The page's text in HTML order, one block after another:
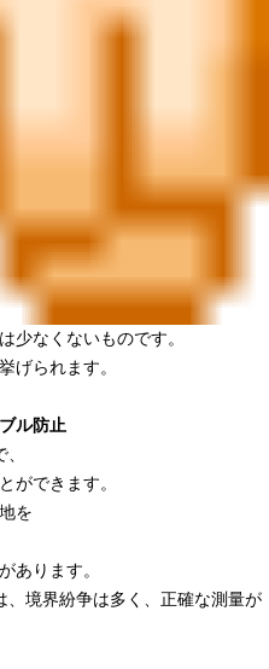
少なくないものです。
げられます。
ル防止
とができます。
を
あります。
境界紛争は多く、正確な測量が